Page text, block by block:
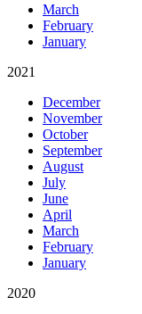
March
February
January
2021
December
November
October
September
August
July
June
April
March
February
January
2020